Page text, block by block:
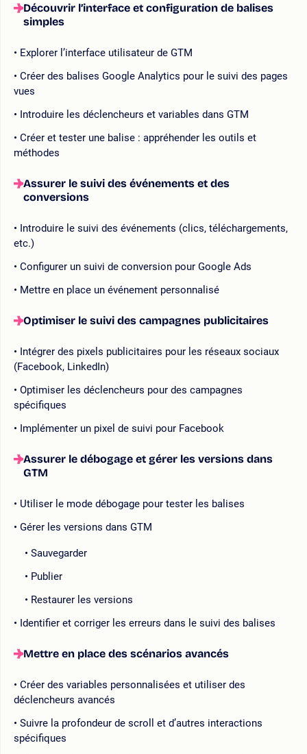
Découvrir l’interface et configuration de balises
simples
Explorer l’interface utilisateur de GTM
Créer des balises Google Analytics pour le suivi des pages
vues
Introduire les déclencheurs et variables dans GTM
Créer et tester une balise : appréhender les outils et
méthodes
Assurer le suivi des événements et des
conversions
Introduire le suivi des événements (clics, téléchargements,
etc.)
Configurer un suivi de conversion pour Google Ads
Mettre en place un événement personnalisé
Optimiser le suivi des campagnes publicitaires
Intégrer des pixels publicitaires pour les réseaux sociaux
(Facebook, LinkedIn)
Optimiser les déclencheurs pour des campagnes
spécifiques
Implémenter un pixel de suivi pour Facebook
Assurer le débogage et gérer les versions dans
GTM
Utiliser le mode débogage pour tester les balises
Gérer les versions dans GTM
Sauvegarder
Publier
Restaurer les versions
Identifier et corriger les erreurs dans le suivi des balises
Mettre en place des scénarios avancés
Créer des variables personnalisées et utiliser des
déclencheurs avancés
Suivre la profondeur de scroll et d’autres interactions
spécifiques